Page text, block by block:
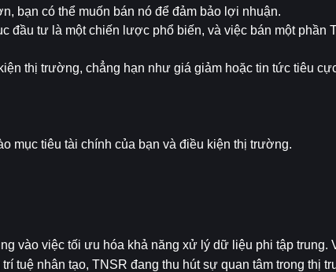
bạn có thể muốn bán nó để đảm bảo lợi nhuận.
đầu tư là một chiến lược phổ biến, và việc bán một phần
thị trường, chẳng hạn như giá giảm hoặc tin tức tiêu
mục tiêu tài chính của bạn và điều kiện thị trường.
vào việc tối ưu hóa khả năng xử lý dữ liệu phi tập trung.
nhân tạo, TNSR đang thu hút sự quan tâm trong thị